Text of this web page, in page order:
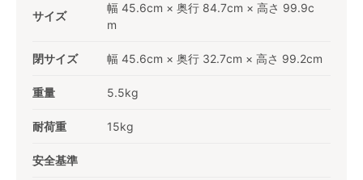
サイズ
幅 45.6cm × 奥行 84.7cm × 高さ 99.9c
m
閉サイズ 幅 45.6cm × 奥行 32.7cm × 高さ 99.2cm
重量 5.5kg
耐荷重 15kg
安全基準